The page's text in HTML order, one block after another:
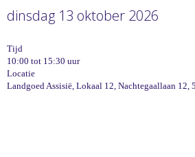
dinsdag 13 oktober 2026
Tijd
10:00 tot 15:30 uur
Locatie
Landgoed Assisië, Lokaal 12, Nachtegaallaan 12,